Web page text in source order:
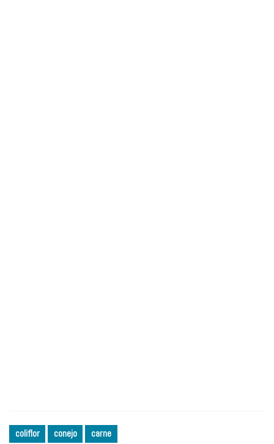
coliflor conejo carne